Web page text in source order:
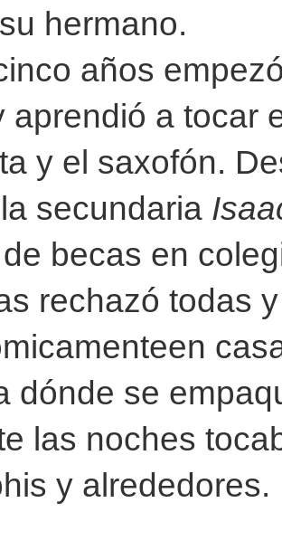
hermano.
años
aprendió a tocar
y el saxofón.
secundaria
becas en
rechazó todas
dónde se
las noches
y alrededores.